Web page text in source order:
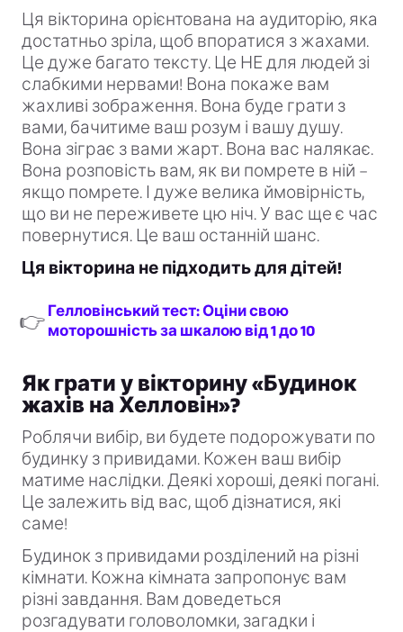
Ця вікторина орієнтована на аудиторію, яка
достатньо зріла, щоб впоратися з жахами.
Це дуже багато тексту. Це НЕ для людей зі
слабкими нервами! Вона покаже вам
жахливі зображення. Вона буде грати з
вами, бачитиме ваш розум і вашу душу.
Вона зіграє з вами жарт. Вона вас налякає.
Вона розповість вам, як ви помрете в ній –
якщо помрете. І дуже велика ймовірність,
що ви не переживете цю ніч. У вас ще є час
повернутися. Це ваш останній шанс.
Ця вікторина не підходить для дітей!
👉 Гелловінський тест: Оціни свою
моторошність за шкалою від 1 до 10
Як грати у вікторину «Будинок
жахів на Хелловін»?
Роблячи вибір, ви будете подорожувати по
будинку з привидами. Кожен ваш вибір
матиме наслідки. Деякі хороші, деякі погані.
Це залежить від вас, щоб дізнатися, які
саме!
Будинок з привидами розділений на різні
кімнати. Кожна кімната запропонує вам
різні завдання. Вам доведеться
розгадувати головоломки, загадки і